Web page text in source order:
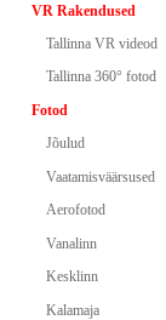
VR Rakendused
Tallinna VR videod
Tallinna 360° fotod
Fotod
Jõulud
Vaatamisväärsused
Aerofotod
Vanalinn
Kesklinn
Kalamaja